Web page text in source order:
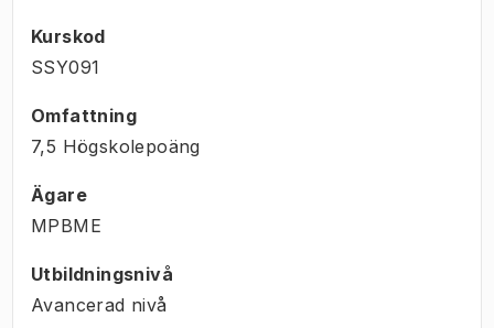
Kurskod
SSY091
Omfattning
7,5 Högskolepoäng
Ägare
MPBME
Utbildningsnivå
Avancerad nivå